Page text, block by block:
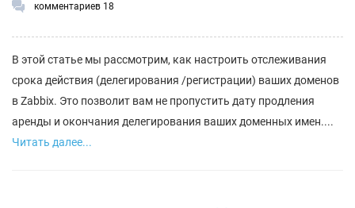
комментариев 18
В этой статье мы рассмотрим, как настроить отслеживания
срока действия (делегирования /регистрации) ваших доменов
в Zabbix. Это позволит вам не пропустить дату продления
аренды и окончания делегирования ваших доменных имен....
Читать далее...